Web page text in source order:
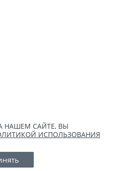
НАШЕМ САЙТЕ, ВЫ
ИСПОЛЬЗОВАНИЯ